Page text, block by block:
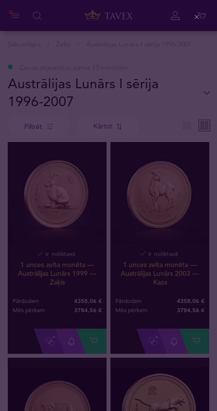
Austrālijas Lunārs I sērija
1996-2007
Filtrēt Kārtot
Ir noliktavā
1 unces zelta monēta —
Austrālijas Lunārs 1999 —
Zaķis
Pārdodam 4358,06 €
Mēs pērkam 3784,56 €
Ir noliktavā
1 unces zelta monēta —
Austrālijas Lunārs 2003 —
Kaza
Pārdodam 4358,06 €
Mēs pērkam 3784,56 €
Close